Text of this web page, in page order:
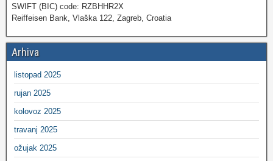
SWIFT (BIC) code: RZBHHR2X
Reiffeisen Bank, Vlaška 122, Zagreb, Croatia
Arhiva
listopad 2025
rujan 2025
kolovoz 2025
travanj 2025
ožujak 2025